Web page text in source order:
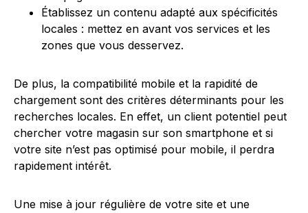
Établissez un contenu adapté aux spécificités
locales : mettez en avant vos services et les
zones que vous desservez.
De plus, la compatibilité mobile et la rapidité de
chargement sont des critères déterminants pour les
recherches locales. En effet, un client potentiel peut
chercher votre magasin sur son smartphone et si
votre site n’est pas optimisé pour mobile, il perdra
rapidement intérêt.
Une mise à jour régulière de votre site et une